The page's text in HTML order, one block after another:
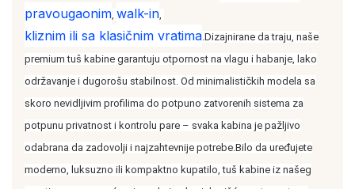
pravougaonim walk-in
kliznim ili sa klasičnim vratima .Dizajnirane da traju, naše
premium tuš kabine garantuju otpornost na vlagu i habanje, lako
održavanje i dugorošu stabilnost. Od minimalističkih modela sa
skoro nevidljivim profilima do potpuno zatvorenih sistema za
potpunu privatnost i kontrolu pare – svaka kabina je pažljivo
odabrana da zadovolji i najzahtevnije potrebe.Bilo da uređujete
moderno, luksuzno ili kompaktno kupatilo, tuš kabine iz našeg